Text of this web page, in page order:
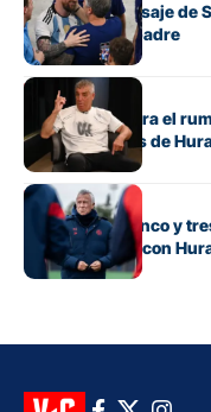
El sentido mensaje de
muerte de su padre
Fútbol
“Si no encuentra el
González antes de
Fútbol
Con línea de cinco y
para el clásico con